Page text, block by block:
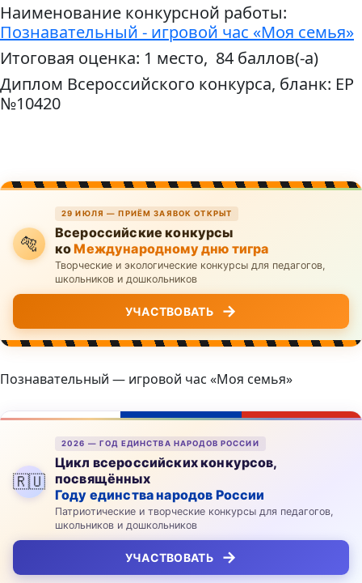
Наименование конкурсной работы:
Познавательный - игровой час «Моя семья»
Итоговая оценка: 1 место, 84 баллов(-а)
Диплом Всероссийского конкурса, бланк: ЕР
№10420
🐅
29 ИЮЛЯ — ПРИЁМ ЗАЯВОК ОТКРЫТ
Всероссийские конкурсы
коМеждународному дню тигра
Творческие и экологические конкурсы для педагогов,
школьников и дошкольников
УЧАСТВОВАТЬ →
Познавательный — игровой час «Моя семья»
🇷🇺
2026 — ГОД ЕДИНСТВА НАРОДОВ РОССИИ
Цикл всероссийских конкурсов,
посвящённых
Году единства народов России
Патриотические и творческие конкурсы для педагогов,
школьников и дошкольников
УЧАСТВОВАТЬ →